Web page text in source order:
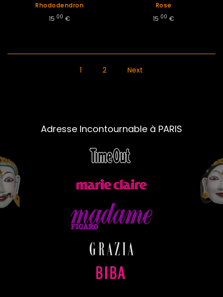
Rhododendron
15.00 €
Rose
15.00 €
1 2 Next
Adresse Incontournable à PARIS